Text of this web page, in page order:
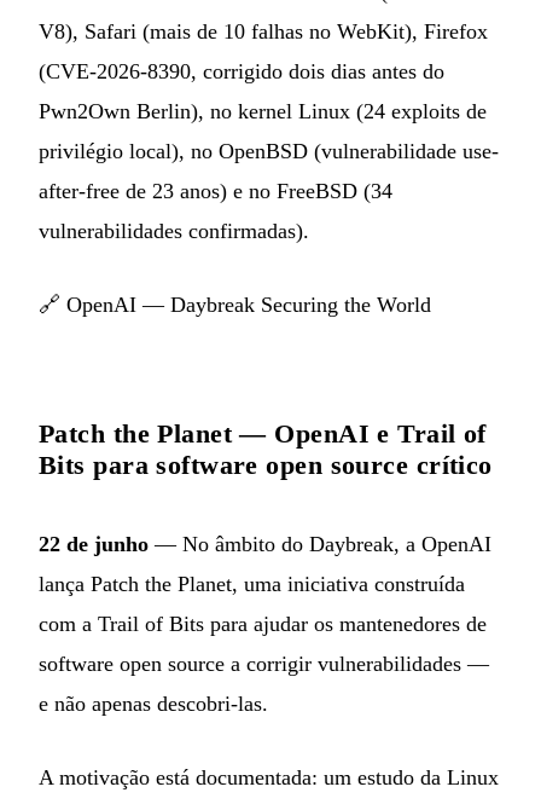
V8), Safari (mais de 10 falhas no WebKit), Firefox
(CVE-2026-8390, corrigido dois dias antes do
Pwn2Own Berlin), no kernel Linux (24 exploits de
privilégio local), no OpenBSD (vulnerabilidade use-
after-free de 23 anos) e no FreeBSD (34
vulnerabilidades confirmadas).
🔗 OpenAI — Daybreak Securing the World
Patch the Planet — OpenAI e Trail of
Bits para software open source crítico
22 de junho — No âmbito do Daybreak, a OpenAI
lança Patch the Planet, uma iniciativa construída
com a Trail of Bits para ajudar os mantenedores de
software open source a corrigir vulnerabilidades —
e não apenas descobri-las.
A motivação está documentada: um estudo da Linux